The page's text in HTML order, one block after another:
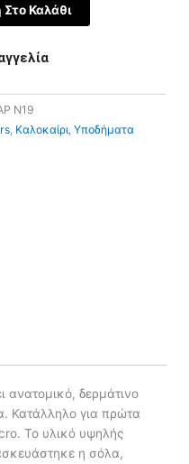
Καλάθι
N19
Καλοκαίρι Υποδήματα
ανατομικό, δερμάτινο
Κατάλληλο για πρώτα
Το υλικό υψηλής
η σόλα,